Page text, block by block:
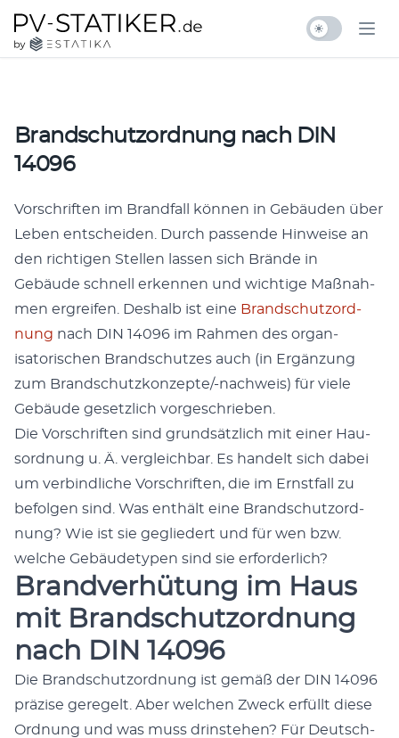
pv-statiker.de by ESTATIKA
Brandschutzordnung nach DIN
14096
Vorschriften im Brand­fall kön­nen in Gebäu­den über
Leben entschei­den. Durch passende Hin­weise an
den richti­gen Stellen lassen sich Brände in
Gebäude schnell erken­nen und wichtige Maß­nah­
men ergreifen. Deshalb ist eine Brand­schut­zord­
nung nach DIN 14096 im Rah­men des organ­
isatorischen Brand­schutzes auch (in Ergänzung
zum Brand­schutzkonzepte/-nach­weis) für viele
Gebäude geset­zlich vorgeschrieben.
Die Vorschriften sind grund­sät­zlich mit ein­er Hau­
sor­d­nung u. Ä. ver­gle­ich­bar. Es han­delt sich dabei
um verbindliche Vorschriften, die im Ern­st­fall zu
befol­gen sind. Was enthält eine Brand­schut­zord­
nung? Wie ist sie gegliedert und für wen bzw.
welche Gebäude­typen sind sie erforder­lich?
Brandverhütung im Haus
mit Brandschutzordnung
nach DIN 14096
Die Brand­schut­zord­nung ist gemäß der DIN 14096
präzise geregelt. Aber welchen Zweck erfüllt diese
Ord­nung und was muss drin­ste­hen? Für Deutsch­